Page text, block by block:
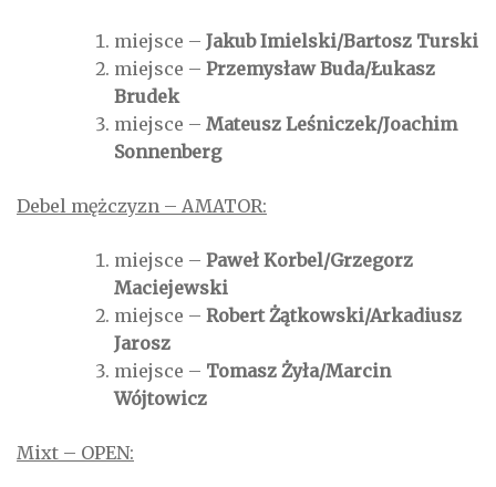
miejsce – Jakub Imielski/Bartosz Turski
miejsce – Przemysław Buda/Łukasz
Brudek
miejsce – Mateusz Leśniczek/Joachim
Sonnenberg
Debel mężczyzn – AMATOR:
miejsce – Paweł Korbel/Grzegorz
Maciejewski
miejsce – Robert Żątkowski/Arkadiusz
Jarosz
miejsce – Tomasz Żyła/Marcin
Wójtowicz
Mixt – OPEN: